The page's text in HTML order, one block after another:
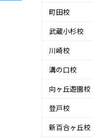
町田校
武蔵小杉校
川崎校
溝の口校
向ヶ丘遊園校
登戸校
新百合ヶ丘校